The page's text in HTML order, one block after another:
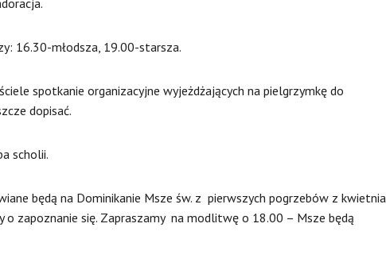
16.30-młodsza, 19.00-starsza.
spotkanie organizacyjne wyjeżdżających na pielgrzymkę do
dopisać.
scholii.
będą na Dominikanie Msze św. z pierwszych pogrzebów z kwietnia
o zapoznanie się. Zapraszamy na modlitwę o 18.00 – Msze będą